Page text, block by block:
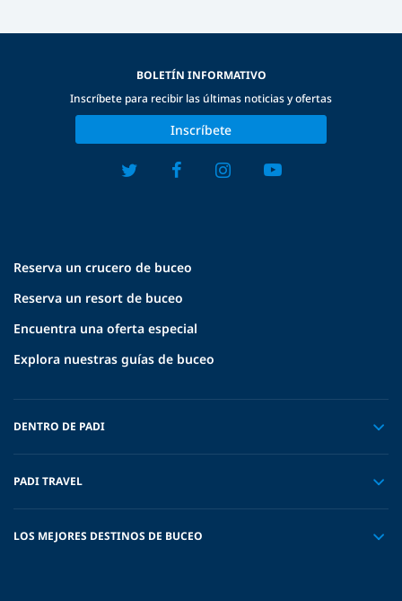
Reserva un crucero de buceo
Reserva un resort de buceo
Encuentra una oferta especial
Explora nuestras guías de buceo
DENTRO DE PADI
PADI TRAVEL
LOS MEJORES DESTINOS DE BUCEO
BOLETÍN INFORMATIVO
Inscríbete para recibir las últimas noticias y ofertas
Inscríbete